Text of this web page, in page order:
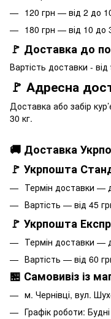
120 грн — від 2 до
180 грн — від 10 до
🚩 Доставка до
Вартість доставки - від
🚩 Адресна
Доставка або забір
30 кг.
🚚 Доставка
🚩 Укрпошта
Термін доставки —
Вартість — від 45
🚩 Укрпошта
Термін доставки —
Вартість — від 60
🏪 Самовивіз із
м. Чернівці, вул.
Графік роботи: